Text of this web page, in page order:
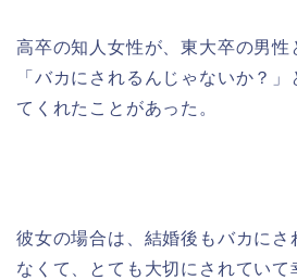
高卒の知人女性が、東大卒の男性
「バカにされるんじゃないか？
てくれたことがあった。
彼女の場合は、結婚後もバカにさ
なくて、とても大切にされていて